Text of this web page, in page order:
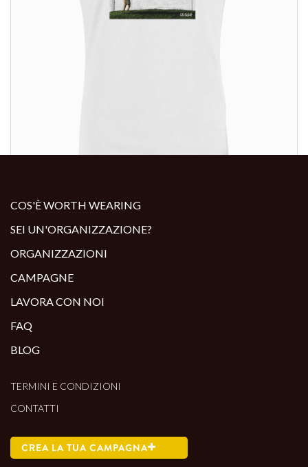
COS'È WORTH WEARING
SEI UN'ORGANIZZAZIONE?
ORGANIZZAZIONI
CAMPAGNE
LAVORA CON NOI
FAQ
BLOG
TERMINI E CONDIZIONI
CONTATTI
CREA LA TUA CAMPAGNA